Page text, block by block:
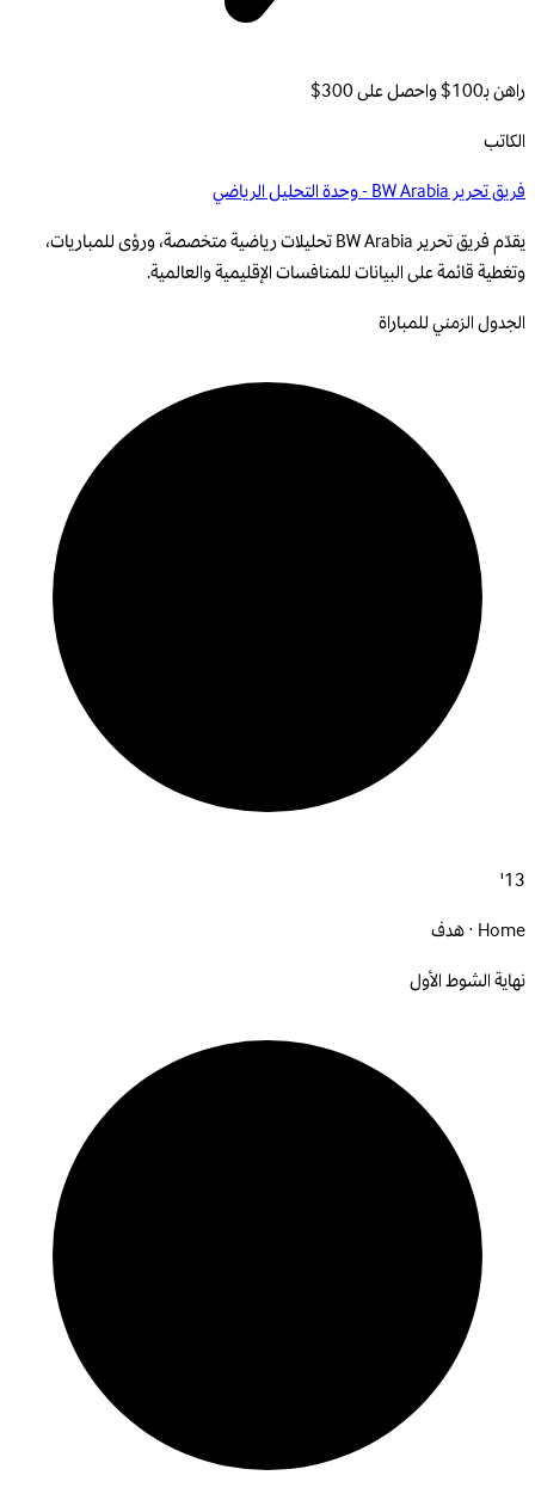
راهن بـ100$ واحصل على 300$
الكاتب
فريق تحرير BW Arabia - وحدة التحليل الرياضي
يقدّم فريق تحرير BW Arabia تحليلات رياضية متخصصة، ورؤى للمباريات،
وتغطية قائمة على البيانات للمنافسات الإقليمية والعالمية.
الجدول الزمني للمباراة
13'
Home · هدف
نهاية الشوط الأول